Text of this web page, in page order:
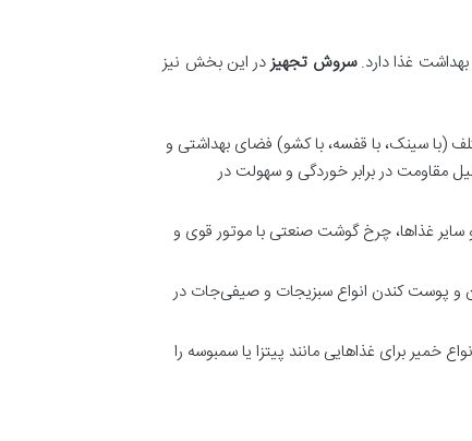
بهداشت غذا دارد.سروش تجهیزدر این بخش نیز
(با سینک، با قفسه، با کشو) فضای بهداشتی و
مقاومت در برابر خوردگی و سهولت در
غذاها، چرخ گوشت صنعتی با موتور قوی و
و پوست کندن انواع سبزیجات و صیفی‌جات در
خمیر برای غذاهایی مانند پیتزا یا سمبوسه را